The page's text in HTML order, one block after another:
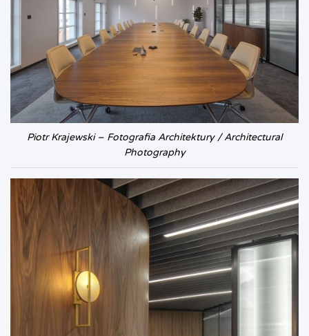
Piotr Krajewski – Fotografia Architektury / Architectural
Photography